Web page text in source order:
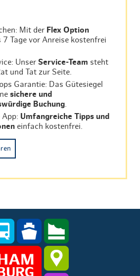
Mit der Flex Option
7 Tage vor Anreise kostenfrei
UnserService-Team steht
und Tat zur Seite.
Garantie: Das Gütesiegel
sichere und
Buchung
App: Umfangreiche Tipps und
einfach kostenfrei.